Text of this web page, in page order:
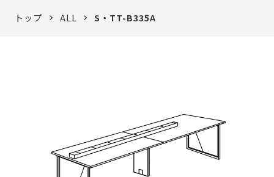
トップ ALL S・TT-B335A